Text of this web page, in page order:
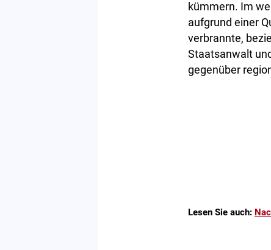
kümmern. Im
aufgrund einer
verbrannte,
Staatsanwalt
gegenüber
Lesen Sie auch: